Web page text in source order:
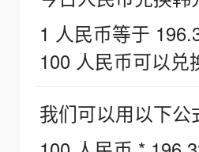
1 人民币等于
100 人民币可以兑
我们可以用以下公